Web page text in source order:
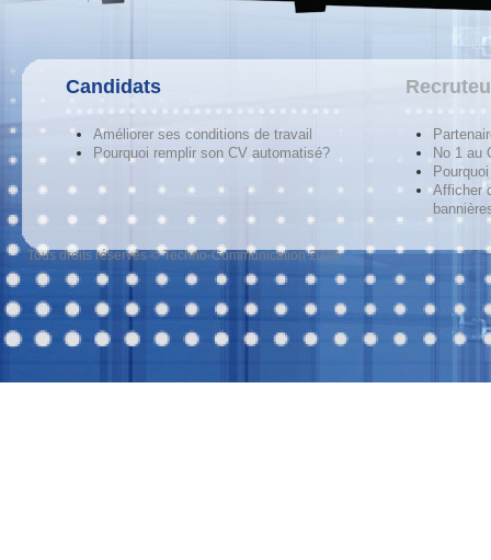
Candidats
Améliorer ses conditions de travail
Pourquoi remplir son CV automatisé?
No 1 au
Afficher
Tous droits réservés © Techno-Communication 2026